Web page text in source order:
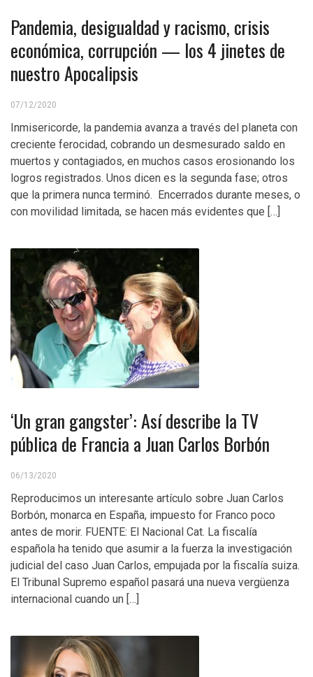
Pandemia, desigualdad y racismo, crisis
económica, corrupción — los 4 jinetes de
nuestro Apocalipsis
07/12/2020
Inmisericorde, la pandemia avanza a través del planeta con
creciente ferocidad, cobrando un desmesurado saldo en
muertos y contagiados, en muchos casos erosionando los
logros registrados. Unos dicen es la segunda fase; otros
que la primera nunca terminó. Encerrados durante meses, o
con movilidad limitada, se hacen más evidentes que […]
‘Un gran gangster’: Así describe la TV
pública de Francia a Juan Carlos Borbón
06/13/2020
Reproducimos un interesante artículo sobre Juan Carlos
Borbón, monarca en España, impuesto for Franco poco
antes de morir. FUENTE: El Nacional Cat. La fiscalía
española ha tenido que asumir a la fuerza la investigación
judicial del caso Juan Carlos, empujada por la fiscalía suiza.
El Tribunal Supremo español pasará una nueva vergüenza
internacional cuando un […]